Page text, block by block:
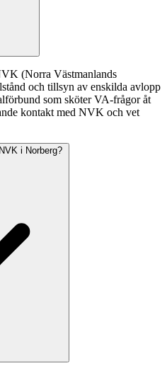
(Norra Västmanlands
och tillsyn av enskilda avlopp
som sköter VA-frågor åt
kontakt med NVK och vet
i Norberg?